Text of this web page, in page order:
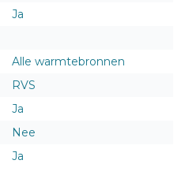
Ja
Alle warmtebronnen
RVS
Ja
Nee
Ja